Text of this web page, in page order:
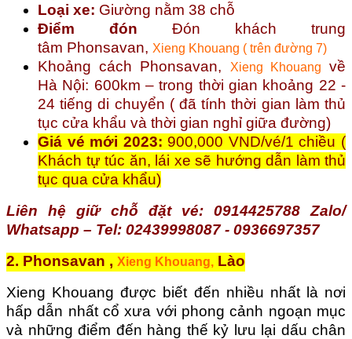
Loại xe: Giường nằm 38 chỗ
Điểm đón
Đón khách trung
tâm Phonsavan, Xieng Khouang ( trên đường 7)
Khoảng cách Phonsavan, Xieng Khouang
về
Hà Nội: 600km – trong thời gian khoảng 22 -
24 tiếng di chuyển ( đã tính thời gian làm thủ
tục cửa khẩu và thời gian nghỉ giữa đường)
Giá vé mới 2023: 900,000 VND/vé/1 chiều (
Khách tự túc ăn, lái xe sẽ hướng dẫn làm thủ
tục qua cửa khẩu)
Liên hệ giữ chỗ đặt vé: 0914425788 Zalo/
Whatsapp – Tel: 02439998087 - 0936697357
2. Phonsavan , Xieng Khouang, Lào
Xieng Khouang được biết đến nhiều nhất là nơi
hấp dẫn nhất cổ xưa với phong cảnh ngoạn mục
và những điểm đến hàng thế kỷ lưu lại dấu chân